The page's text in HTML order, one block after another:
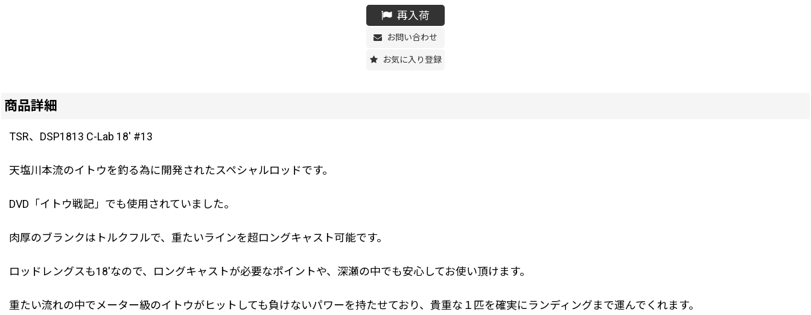
再入荷
お問い合わせ
お気に入り登録
商品詳細
TSR、DSP1813 C-Lab 18' #13
天塩川本流のイトウを釣る為に開発されたスペシャルロッドです。
DVD「イトウ戦記」でも使用されていました。
肉厚のブランクはトルクフルで、重たいラインを超ロングキャスト可能です。
ロッドレングスも18'なので、ロングキャストが必要なポイントや、深瀬の中でも安心してお使い頂けます。
重たい流れの中でメーター級のイトウがヒットしても負けないパワーを持たせており、貴重な１匹を確実にランディングまで運んでくれます。